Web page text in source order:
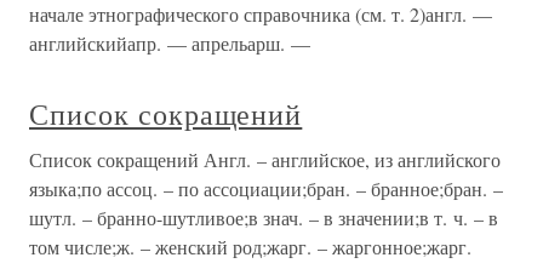
начале этнографического справочника (см. т. 2)англ. —
английскийапр. — апрельарш. —
Список сокращений
Список сокращений Англ. – английское, из английского
языка;по ассоц. – по ассоциации;бран. – бранное;бран. –
шутл. – бранно-шутливое;в знач. – в значении;в т. ч. – в
том числе;ж. – женский род;жарг. – жаргонное;жарг.